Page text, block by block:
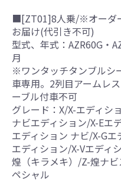
■[ZT01]8人乗/※オーダ
お届け(代引き不可)
型式、年式：AZR60G・
月
※ワンタッチタンブルシ
車専用。2列目アームレ
ーブル付車不可
グレード：X/X-エディシ
ナビエディション/X-Eエ
エディション ナビ/X-G
エディション/X-Vエディ
煌（キラメキ）/Z-煌ナ
ペシャル